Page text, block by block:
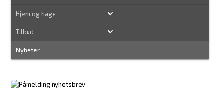
Hjem og hage
Tilbud
Nyheter